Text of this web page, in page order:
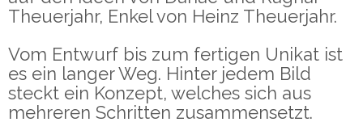
Theuerjahr, Enkel von Heinz Theuerjahr.
Vom Entwurf bis zum fertigen Unikat ist
es ein langer Weg. Hinter jedem Bild
steckt ein Konzept, welches sich aus
mehreren Schritten zusammensetzt.